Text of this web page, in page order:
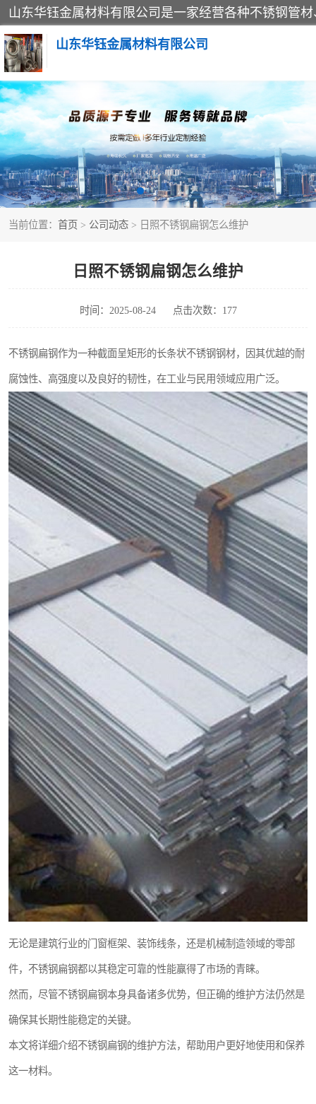
山东华钰金属材料有限公司
当前位置： 首页 > 公司动态 > 日照不锈钢扁钢怎么维护
日照不锈钢扁钢怎么维护
时间：2025-08-24 点击次数：177
不锈钢扁钢作为一种截面呈矩形的长条状不锈钢钢材，因其优越的耐
腐蚀性、高强度以及良好的韧性，在工业与民用领域应用广泛。
无论是建筑行业的门窗框架、装饰线条，还是机械制造领域的零部
件，不锈钢扁钢都以其稳定可靠的性能赢得了市场的青睐。
然而，尽管不锈钢扁钢本身具备诸多优势，但正确的维护方法仍然是
确保其长期性能稳定的关键。
本文将详细介绍不锈钢扁钢的维护方法，帮助用户更好地使用和保养
这一材料。
不锈钢管
管件标准件
不锈钢人孔
不锈钢角钢